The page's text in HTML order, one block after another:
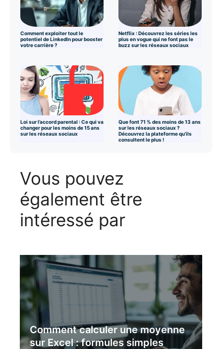
Comment exploiter tout le
potentiel de LinkedIn pour booster
votre carrière ?
Netflix : Découvrez les séries les
plus en vogue qui ne font pas le
buzz sur les réseaux sociaux
Loi sur l’accord parental : Ce qui va
changer pour les moins de 15 ans
sur les réseaux sociaux
Que font 71 % des moins de 13 ans
sur les réseaux sociaux ?
Découvrez la plateforme qu’ils
consultent le plus !
Vous pouvez
également être
intéressé par
Comment calculer une moyenne
sur Excel : formules simples